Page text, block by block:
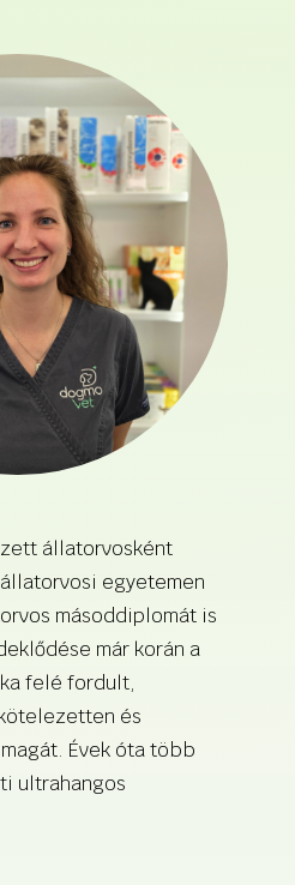
állatorvosként
egyetemen
másoddiplomát is
már korán a
felé fordult,
és
Évek óta több
ultrahangos